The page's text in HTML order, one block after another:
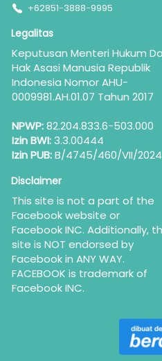
+62851-3888-9995
Legalitas
Keputusan Menteri Hukum
Hak Asasi Manusia Republik
Indonesia Nomor AHU-
0009981.AH.01.07 Tahun 2017
NPWP: 82.204.833.6-503.000
Izin BWI: 3.3.00444
Izin PUB: B/4745/460/VII/2024
Disclaimer
This site is not a part of the
Facebook website or
Facebook INC. Additionally,
site is NOT endorsed by
Facebook in ANY WAY.
FACEBOOK is trademark of
Facebook INC.